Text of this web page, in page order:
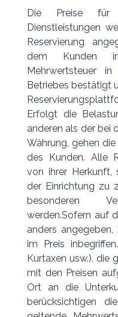
Die Preise für
Dienstleistungen
Reservierung
dem Kunden
Mehrwertsteuer
Betriebes bestätigt
Erfolgt die
anderen als der bei
Währung, gehen
des Kunden. Alle
von ihrer Herkunft,
der Einrichtung zu
besonderen
werden.Sofern auf
anders
im Preis
Kurtaxen usw.), die
mit den Preisen
Ort an die
berücksichtigen